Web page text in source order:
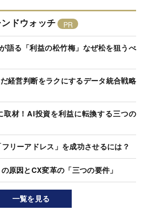
ンドウォッチ
語る「利益の松竹梅」なぜ松を狙うべ
経営判断をラクにするデータ統合戦略
材！AI投資を利益に転換する三つの
リーアドレス」を成功させるには？
原因とCX変革の「三つの要件」
一覧を見る